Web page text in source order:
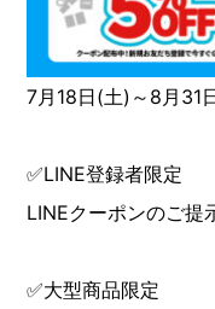
7月18日(土)～8月31
✅LINE登録者限定
LINEクーポンのご提
✅大型商品限定